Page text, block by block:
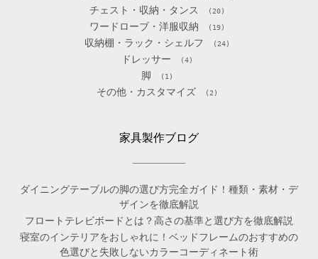
チェスト・収納・タンス (20)
ワードローブ・洋服収納 (19)
収納棚・ラック・シェルフ (24)
ドレッサー (4)
脚 (1)
その他・カスタマイズ (2)
家具製作ブログ
ダイニングテーブルの脚の選び方完全ガイド！種類・素材・デ
ザインを徹底解説
フロートテレビボードとは？高さの基準と選び方を徹底解説
寝室のインテリアをおしゃれに！ベッドフレームのおすすめの
色選びと失敗しないカラーコーディネート術